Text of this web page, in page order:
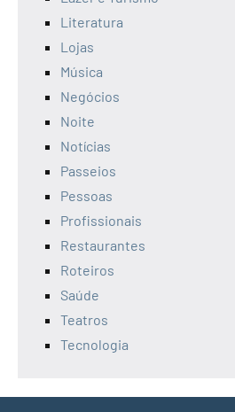
Literatura
Lojas
Música
Negócios
Noite
Notícias
Passeios
Pessoas
Profissionais
Restaurantes
Roteiros
Saúde
Teatros
Tecnologia